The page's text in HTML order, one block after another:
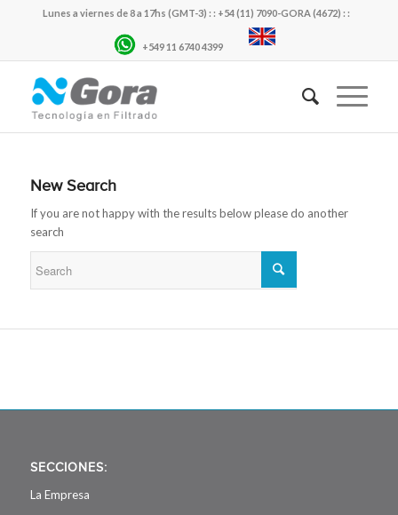
Lunes a viernes de 8 a 17hs (GMT-3) : : +54 (11) 7090-GORA (4672) : :
+549 11 6740 4399
New Search
If you are not happy with the results below please do another
search
SECCIONES:
La Empresa